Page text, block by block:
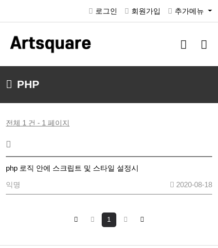
로그인 회원가입 추가메뉴
검
버
메
버
PHP
전체 1 건 - 1 페이지
php 로직 안에 스크립트 및 스타일 설정시
익명
2020-08-18
1